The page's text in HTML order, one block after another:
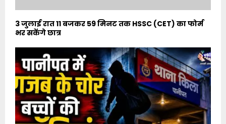
3 जुलाई रात 11 बजकर 59 मिनट तक HSSC (CET) का फोर्म
भर सकेंगे छात्र